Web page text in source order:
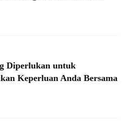
Diperlukan untuk
Keperluan Anda Bersama